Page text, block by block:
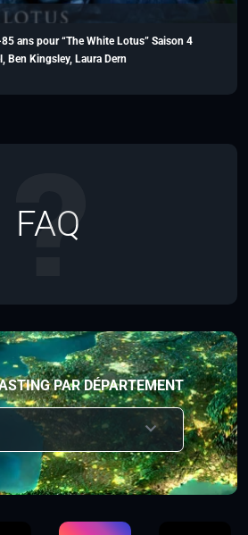
ans pour “The White Lotus” Saison 4
Ben Kingsley, Laura Dern
FAQ
PAR DÉPARTEMENT